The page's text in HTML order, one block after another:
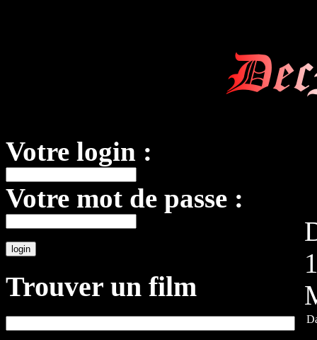
Votre login :
Votre mot de passe :
Trouver un film